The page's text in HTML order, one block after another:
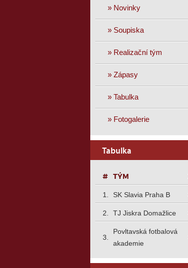
» Novinky
» Soupiska
» Realizační tým
» Zápasy
» Tabulka
» Fotogalerie
Tabulka
TÝM
1. SK Slavia Praha B
2. TJ Jiskra Domažlice
3.
Povltavská fotbalová
akademie